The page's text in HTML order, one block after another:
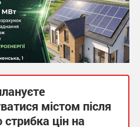
містом після
стрибка цін на